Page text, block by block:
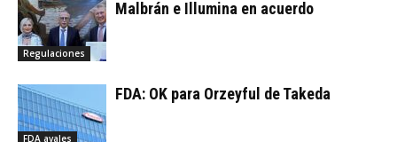
Regulaciones
Malbrán e Illumina en acuerdo
FDA avales
FDA: OK para Orzeyful de Takeda